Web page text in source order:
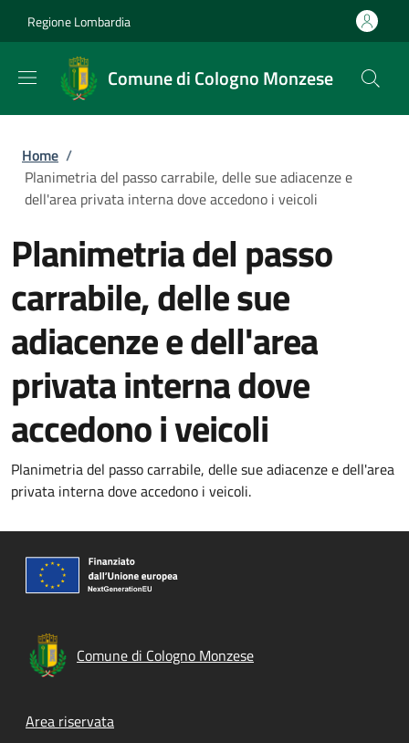
Regione Lombardia
Comune di Cologno Monzese
Briciole di pane
Home /
Planimetria del passo carrabile, delle sue adiacenze e
dell'area privata interna dove accedono i veicoli
Planimetria del passo
carrabile, delle sue
adiacenze e dell'area
privata interna dove
accedono i veicoli
Planimetria del passo carrabile, delle sue adiacenze e dell'area
privata interna dove accedono i veicoli.
Comune di Cologno Monzese
Footer menu
Area riservata